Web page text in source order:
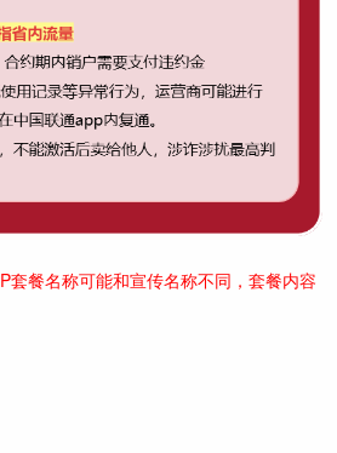
套餐名称可能和宣传名称不同，套餐内容